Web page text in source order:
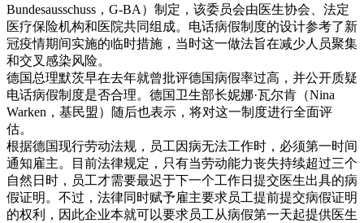
Bundesausschuss，G-BA）制定，该委员会由医生协会、法定
医疗保险机构和医院共同组成。电话病假制度的设计参考了新
冠疫情期间实施的临时措施，当时这一做法旨在减少人员聚集
和交叉感染风险。
德国总理默茨早在去年就曾批评德国病假率过高，并公开质疑
电话病假制度是否合理。德国卫生部长妮娜·瓦尔肯（Nina
Warken，基民盟）随后也表示，将对这一制度进行全面评
估。
根据德国现行劳动法规，员工因病无法工作时，必须第一时间
通知雇主。目前法律规定，只有当劳动能力丧失持续超过三个
自然日时，员工才需要最迟于下一个工作日提交医生出具的病
假证明。不过，法律同时赋予雇主要求员工提前提交病假证明
的权利，因此企业本就可以要求员工从病假第一天起提供医生